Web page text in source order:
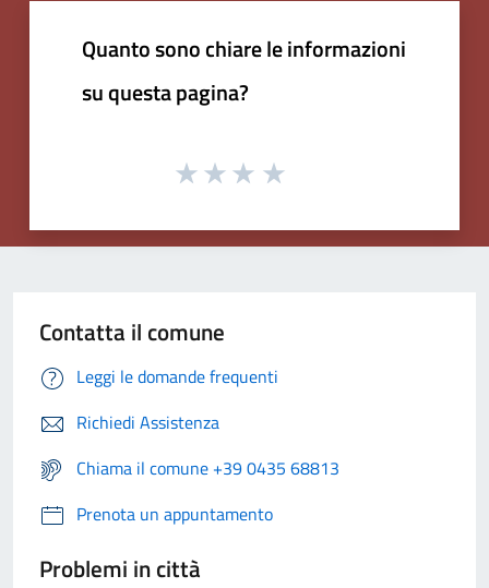
Quanto sono chiare le informazioni
su questa pagina?
Contatta il comune
Leggi le domande frequenti
Richiedi Assistenza
Chiama il comune +39 0435 68813
Prenota un appuntamento
Problemi in città